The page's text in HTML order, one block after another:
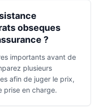
obseques
?
importants avant de
plusieurs
afin de juger le prix,
prise en charge.